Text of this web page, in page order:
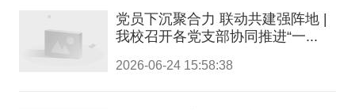
党员下沉聚合力 联动共建强阵地 |
我校召开各党支部协同推进“一...
2026-06-24 15:58:38